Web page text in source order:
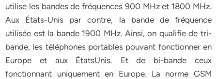
utilise les bandes de fréquences 900 MHz et 1800 MHz.
Aux États-Unis par contre, la bande de fréquence
utilisée est la bande 1900 MHz. Ainsi, on qualifie de tri-
bande, les téléphones portables pouvant fonctionner en
Europe et aux ÉtatsUnis. Et de bi-bande ceux
fonctionnant uniquement en Europe. La norme GSM